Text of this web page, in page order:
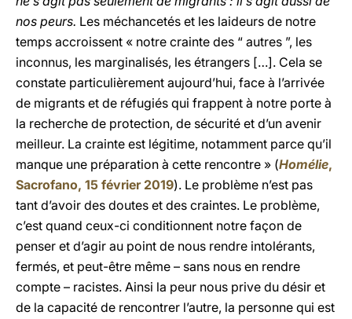
nos peurs. Les méchancetés et les laideurs de notre
temps accroissent « notre crainte des “ autres ”, les
inconnus, les marginalisés, les étrangers […]. Cela se
constate particulièrement aujourd’hui, face à l’arrivée
de migrants et de réfugiés qui frappent à notre porte à
la recherche de protection, de sécurité et d’un avenir
meilleur. La crainte est légitime, notamment parce qu’il
manque une préparation à cette rencontre » (Homélie,
Sacrofano, 15 février 2019). Le problème n’est pas
tant d’avoir des doutes et des craintes. Le problème,
c’est quand ceux-ci conditionnent notre façon de
penser et d’agir au point de nous rendre intolérants,
fermés, et peut-être même – sans nous en rendre
compte – racistes. Ainsi la peur nous prive du désir et
de la capacité de rencontrer l’autre, la personne qui est